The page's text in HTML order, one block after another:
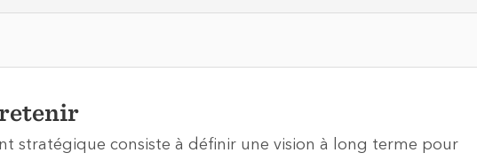
retenir
stratégique consiste à définir une vision à long terme pour